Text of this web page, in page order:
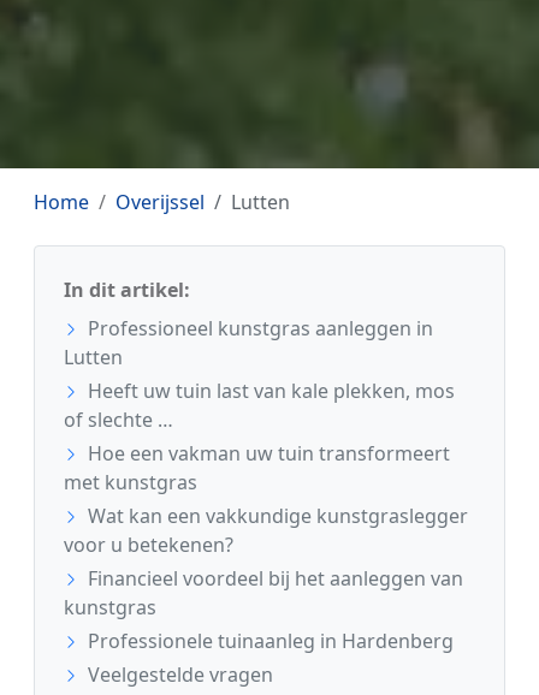
Home Overijssel Lutten
In dit artikel:
Professioneel kunstgras aanleggen in
Lutten
Heeft uw tuin last van kale plekken, mos
of slechte …
Hoe een vakman uw tuin transformeert
met kunstgras
Wat kan een vakkundige kunstgraslegger
voor u betekenen?
Financieel voordeel bij het aanleggen van
kunstgras
Professionele tuinaanleg in Hardenberg
Veelgestelde vragen